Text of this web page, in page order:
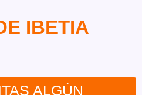
IBETIA
ALGÚN